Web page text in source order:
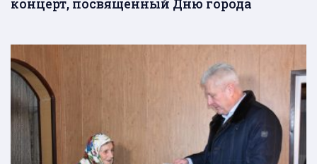
концерт, посвященный Дню города